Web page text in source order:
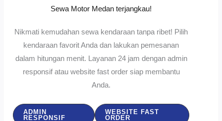
Sewa Motor Medan terjangkau!
Nikmati kemudahan sewa kendaraan tanpa ribet! Pilih
kendaraan favorit Anda dan lakukan pemesanan
dalam hitungan menit. Layanan 24 jam dengan admin
responsif atau website fast order siap membantu
Anda.
ADMIN
RESPONSIF
WEBSITE FAST
ORDER